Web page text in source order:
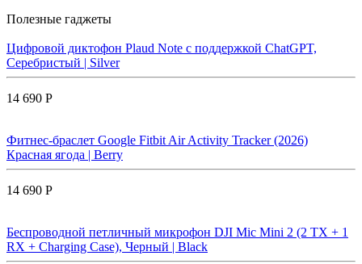
Полезные гаджеты
Цифровой диктофон Plaud Note с поддержкой ChatGPT,
Серебристый | Silver
14 690 Р
Фитнес-браслет Google Fitbit Air Activity Tracker (2026)
Красная ягода | Berry
14 690 Р
Беспроводной петличный микрофон DJI Mic Mini 2 (2 TX + 1
RX + Charging Case), Черный | Black